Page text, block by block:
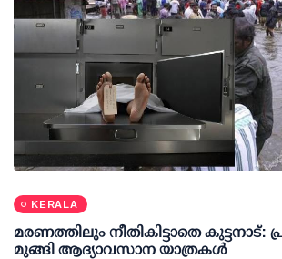
KERALA
മരണത്തിലും നീതികിട്ടാതെ കുട്ടനാട്:
മുങ്ങി ആദ്യാവസാന യാത്രകള്‍